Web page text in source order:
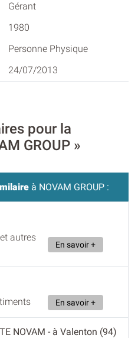
Gérant
1980
Personne Physique
24/07/2013
pour la
GROUP »
à NOVAM GROUP :
autres
En savoir +
En savoir +
NOVAM - à Valenton (94)